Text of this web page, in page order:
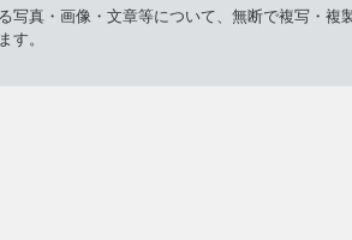
写真・画像・文章等について、無断で複写・
す。